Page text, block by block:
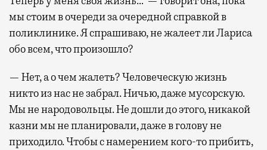
мы стоим в очереди за очередной справкой в
поликлинике. Я спрашиваю, не жалеет ли Лариса
обо всем, что произошло?
— Нет, а о чем жалеть? Человеческую жизнь
никто из нас не забрал. Ничью, даже мусорскую.
Мы не народовольцы. Не дошли до этого, никакой
казни мы не планировали, даже в голову не
приходило. Чтобы с намерением кого-то прибить,